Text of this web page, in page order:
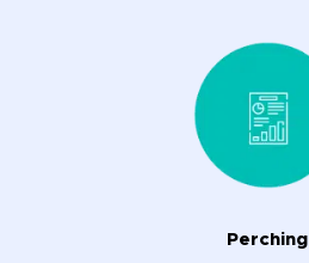
Perching